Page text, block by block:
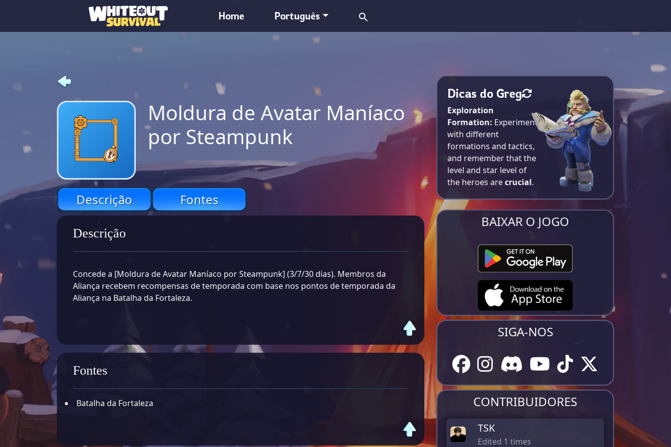
Home Português
Moldura de Avatar Maníaco
por Steampunk
Descrição Fontes
Descrição
Concede a [Moldura de Avatar Maníaco por Steampunk] (3/7/30 dias). Membros da
Aliança recebem recompensas de temporada com base nos pontos de temporada da
Aliança na Batalha da Fortaleza.
Fontes
Batalha da Fortaleza
Dicas do Greg
Exploration
Formation: Experiment
with different
formations and tactics,
and remember that the
level and star level of
the heroes arecrucial.
BAIXAR O JOGO
SIGA-NOS
CONTRIBUIDORES
TSK
Edited 1 times